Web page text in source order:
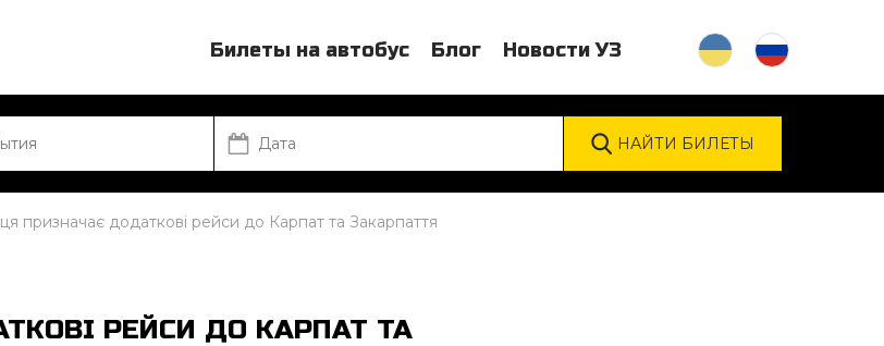
Билеты на автобус Блог Новости УЗ
призначає додаткові рейси до Карпат та Закарпаття
РЕЙСИ ДО КАРПАТ ТА